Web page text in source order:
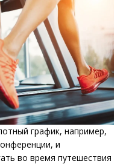
график, например,
и
во время путешествия